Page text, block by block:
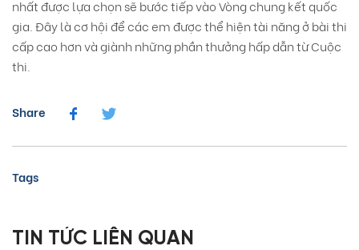
nhất được lựa chọn sẽ bước tiếp vào Vòng chung kết quốc
gia. Đây là cơ hội để các em được thể hiện tài năng ở bài thi
cấp cao hơn và giành những phần thưởng hấp dẫn từ Cuộc
thi.
Share
Tags
TIN TỨC LIÊN QUAN